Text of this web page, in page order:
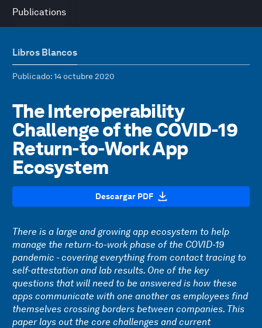
Publications
Libros Blancos
Publicado: 14 octubre 2020
The Interoperability
Challenge of the COVID-19
Return-to-Work App
Ecosystem
Descargar PDF
There is a large and growing app ecosystem to help
manage the return-to-work phase of the COVID-19
pandemic - covering everything from contact tracing to
self-attestation and lab results. One of the key
questions that will need to be answered is how these
apps communicate with one another as employees find
themselves crossing borders between companies. This
paper lays out the core challenges and current